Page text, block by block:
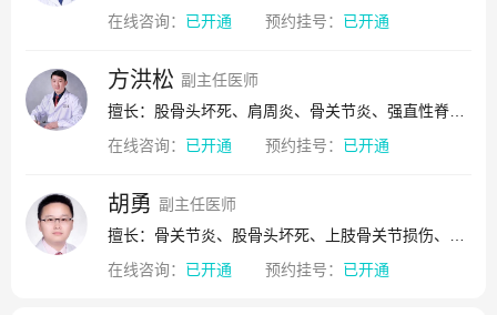
科现开设床位422张，拥有9个病区和骨科研究室。其中，首
院区1个病区。成立了脊柱外科、关节外科、创伤外科、手足
踝显微外科、运动医学科等专业学组。郭卫春、邱波、李亚
明、吴飞和李皓桓教授分别任首义院区脊柱外科Ⅰ科（骨Ⅰ
病区）、关节外科（骨Ⅱ病区）、脊柱外科Ⅱ科（骨Ⅲ病
主任。陶风华和任义军教授分别任光谷院区脊柱与关节外科
(骨Ⅰ科)和创伤与显微骨科（骨Ⅱ科1病区和骨Ⅱ科2病区)主
任。周庞虎教授任洪山院区骨科主任。骨外科现有博士生导
师4人，硕士生导师10人；在职教授8人，副教授15人。学科
在线咨询： 已开通 预约挂号： 已开通
方洪松 副主任医师
在线咨询： 已开通 预约挂号： 已开通
胡勇 副主任医师
在线咨询： 已开通 预约挂号： 已开通